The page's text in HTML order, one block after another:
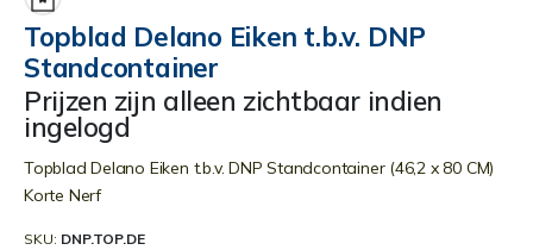
begin
van
de
afbeeldingen-
gallerij
Topblad Delano Eiken t.b.v. DNP
Standcontainer
Prijzen zijn alleen zichtbaar indien
ingelogd
Topblad Delano Eiken t.b.v. DNP Standcontainer (46,2 x 80 CM)
Korte Nerf
SKU DNP.TOP.DE